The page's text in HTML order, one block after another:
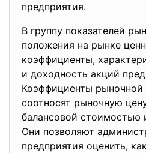
предприятия.
В группу показателей
положения на рынке
коэффициенты,
и доходность акций
Коэффициенты рыночной
соотносят рыночную
балансовой
Они позволяют
предприятия оценить,